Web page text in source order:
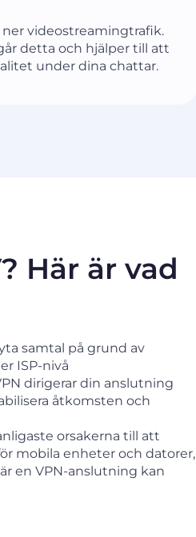
videostreamingtrafik.
detta och hjälper till att
under dina chattar.
Här är vad
samtal på grund av
ISP-nivå
dirigerar din anslutning
åtkomsten och
orsakerna till att
mobila enheter och datorer,
en VPN-anslutning kan